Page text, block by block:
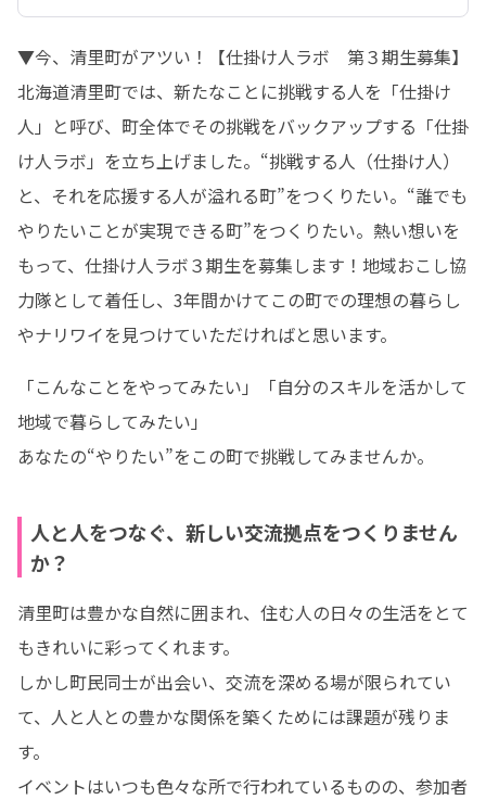
▼今、清里町がアツい！【仕掛け人ラボ　第３期生募集】
北海道清里町では、新たなことに挑戦する人を「仕掛け
人」と呼び、町全体でその挑戦をバックアップする「仕掛
け人ラボ」を立ち上げました。“挑戦する人（仕掛け人）
と、それを応援する人が溢れる町”をつくりたい。“誰でも
やりたいことが実現できる町”をつくりたい。熱い想いを
もって、仕掛け人ラボ３期生を募集します！地域おこし協
力隊として着任し、3年間かけてこの町での理想の暮らし
やナリワイを見つけていただければと思います。
「こんなことをやってみたい」「自分のスキルを活かして
地域で暮らしてみたい」
あなたの“やりたい”をこの町で挑戦してみませんか。
人と人をつなぐ、新しい交流拠点をつくりません
か？
清里町は豊かな自然に囲まれ、住む人の日々の生活をとて
もきれいに彩ってくれます。
しかし町民同士が出会い、交流を深める場が限られてい
て、人と人との豊かな関係を築くためには課題が残りま
す。
イベントはいつも色々な所で行われているものの、参加者